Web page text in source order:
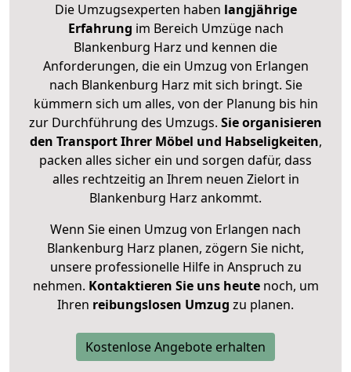
Die Umzugsexperten haben langjährige
Erfahrung im Bereich Umzüge nach
Blankenburg Harz und kennen die
Anforderungen, die ein Umzug von Erlangen
nach Blankenburg Harz mit sich bringt. Sie
kümmern sich um alles, von der Planung bis hin
zur Durchführung des Umzugs. Sie organisieren
den Transport Ihrer Möbel und Habseligkeiten,
packen alles sicher ein und sorgen dafür, dass
alles rechtzeitig an Ihrem neuen Zielort in
Blankenburg Harz ankommt.
Wenn Sie einen Umzug von Erlangen nach
Blankenburg Harz planen, zögern Sie nicht,
unsere professionelle Hilfe in Anspruch zu
nehmen. Kontaktieren Sie uns heutenoch, um
Ihren reibungslosen Umzug zu planen.
Kostenlose Angebote erhalten